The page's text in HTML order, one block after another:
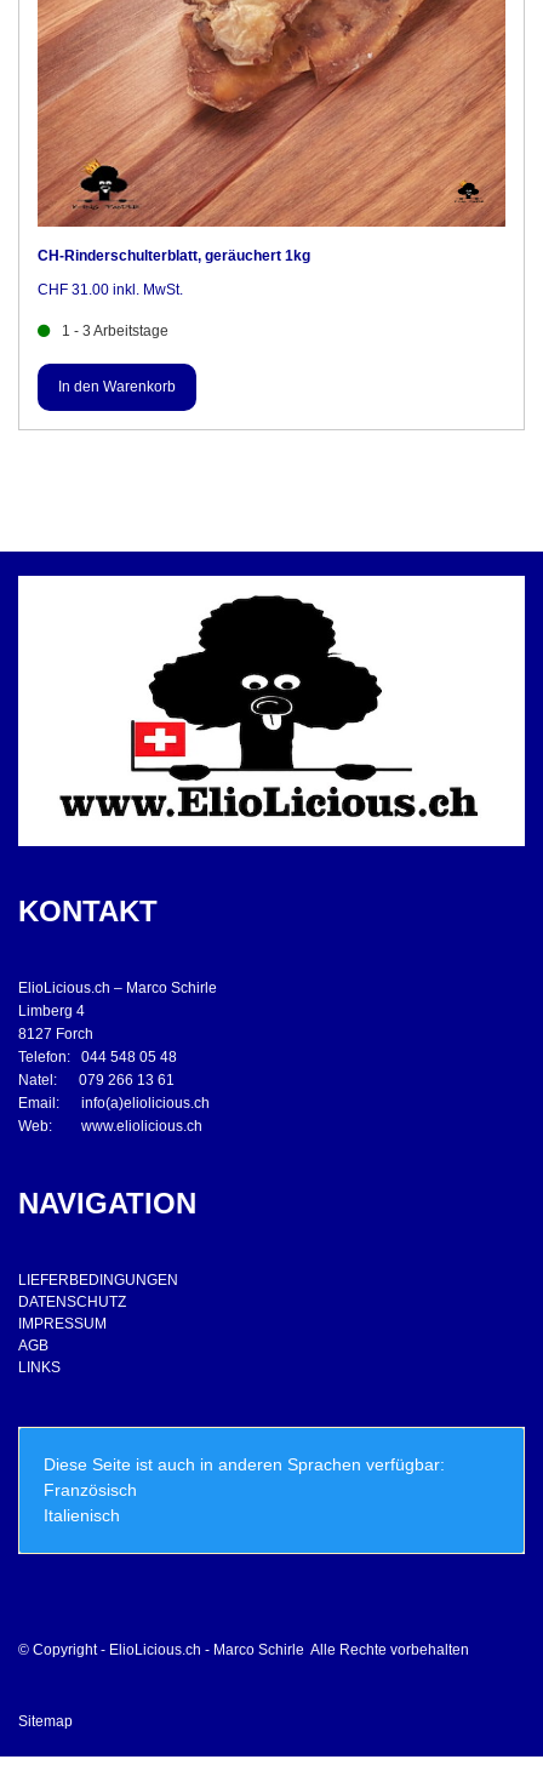
CH-Rinderschulterblatt, geräuchert 1kg
CHF 31.00 inkl. MwSt.
1 - 3 Arbeitstage
KONTAKT
ElioLicious.ch – Marco Schirle
Limberg 4
8127 Forch
Telefon: 044 548 05 48
Natel: 079 266 13 61
Email: info(a)eliolicious.ch
Web: www.eliolicious.ch
NAVIGATION
LIEFERBEDINGUNGEN
DATENSCHUTZ
IMPRESSUM
AGB
LINKS
Diese Seite ist auch in anderen Sprachen verfügbar:
Französisch
Italienisch
© Copyright - ElioLicious.ch - Marco Schirle Alle Rechte vorbehalten
Sitemap